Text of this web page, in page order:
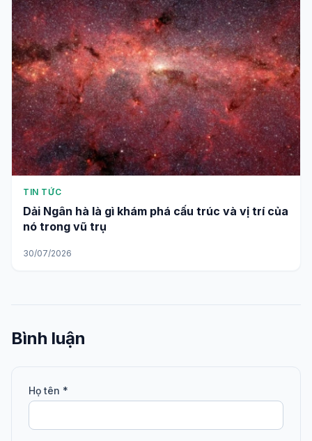
TIN TỨC
Dải Ngân hà là gì khám phá cấu trúc và vị trí của
nó trong vũ trụ
30/07/2026
Bình luận
Họ tên *